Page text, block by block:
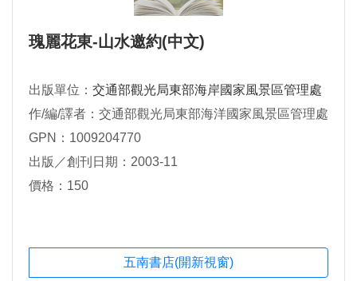
瑰麗花東-山水邀約(中文)
出版單位： 交通部觀光局東部海岸國家風景區管理處
作/編/譯者：交通部觀光局東部海洋國家風景區管理處
GPN：1009204770
出版／創刊日期：2003-11
價格：150
五南書店(開新視窗)